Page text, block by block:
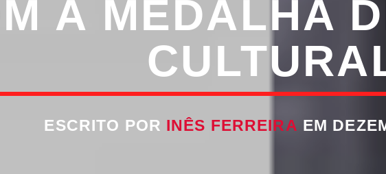
A MEDALHA
ESCRITO POR INÊS FERREIRA EM